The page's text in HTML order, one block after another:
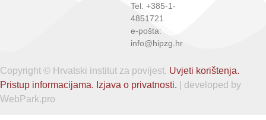
Tel. +385-1-
4851721
e-pošta:
info@hipzg.hr
Copyright © Hrvatski institut za povijest. Uvjeti korištenja.
Pristup informacijama. Izjava o privatnosti. | developed by
WebPark.pro